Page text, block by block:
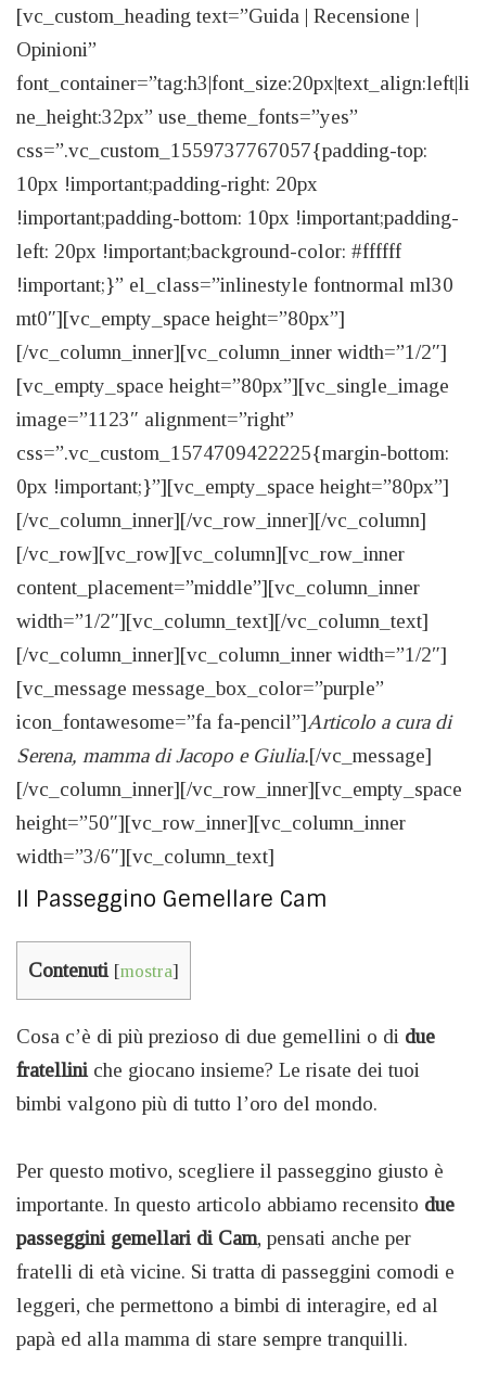
[vc_custom_heading text=”Guida | Recensione |
Opinioni”
font_container=”tag:h3|font_size:20px|text_align:left|li
ne_height:32px” use_theme_fonts=”yes”
css=”.vc_custom_1559737767057{padding-top:
10px !important;padding-right: 20px
!important;padding-bottom: 10px !important;padding-
left: 20px !important;background-color: #ffffff
!important;}” el_class=”inlinestyle fontnormal ml30
mt0″][vc_empty_space height=”80px”]
[/vc_column_inner][vc_column_inner width=”1/2″]
[vc_empty_space height=”80px”][vc_single_image
image=”1123″ alignment=”right”
css=”.vc_custom_1574709422225{margin-bottom:
0px !important;}”][vc_empty_space height=”80px”]
[/vc_column_inner][/vc_row_inner][/vc_column]
[/vc_row][vc_row][vc_column][vc_row_inner
content_placement=”middle”][vc_column_inner
width=”1/2″][vc_column_text][/vc_column_text]
[/vc_column_inner][vc_column_inner width=”1/2″]
[vc_message message_box_color=”purple”
icon_fontawesome=”fa fa-pencil”]Articolo a cura di
Serena, mamma di Jacopo e Giulia.[/vc_message]
[/vc_column_inner][/vc_row_inner][vc_empty_space
height=”50″][vc_row_inner][vc_column_inner
width=”3/6″][vc_column_text]
Il Passeggino Gemellare Cam
Contenuti [mostra]
Cosa c’è di più prezioso di due gemellini o di due
fratellini che giocano insieme? Le risate dei tuoi
bimbi valgono più di tutto l’oro del mondo.
Per questo motivo, scegliere il passeggino giusto è
importante. In questo articolo abbiamo recensito due
passeggini gemellari di Cam, pensati anche per
fratelli di età vicine. Si tratta di passeggini comodi e
leggeri, che permettono a bimbi di interagire, ed al
papà ed alla mamma di stare sempre tranquilli.